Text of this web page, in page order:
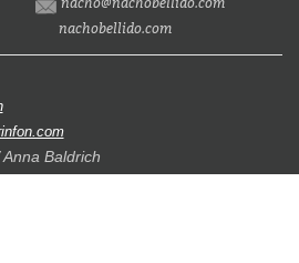
nachobellido.com
Baldrich